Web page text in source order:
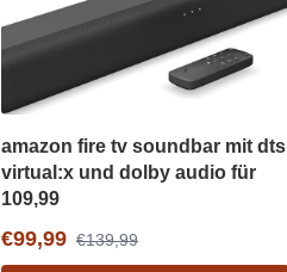
amazon fire tv soundbar mit dts
virtual:x und dolby audio für
109,99
€99,99 €139,99